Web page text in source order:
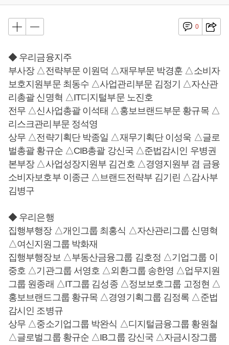
0
◆ 우리금융지주
부사장 △전략부문 이원덕 △재무부문 박경훈 △소비자
보호지원부문 최동수 △사업관리부문 김정기 △자산관
리총괄 신명혁 △IT디지털부문 노진호
전무 △신사업총괄 이석태 △홍보브랜드부문 황규목 △
리스크관리부문 정석영
상무 △전략기획단 박종일 △재무기획단 이성욱 △글로
벌총괄 황규순 △CIB총괄 강신국 △준법감시인 우병권
본부장 △사업성장지원부 김건호 △경영지원부 겸 금융
소비자보호부 이종근 △브랜드전략부 김기린 △감사부
김병구
◆ 우리은행
집행부행장 △개인그룹 최홍식 △자산관리그룹 신명혁
△여신지원그룹 박화재
집행부행장보 △부동산금융그룹 김호정 △기업그룹 이
중호 △기관그룹 서영호 △외환그룹 송한영 △업무지원
그룹 원종래 △IT그룹 김성종 △정보보호그룹 고정현 △
홍보브랜드그룹 황규목 △경영기획그룹 김정록 △준법
감시인 조병규
상무 △중소기업그룹 박완식 △디지털금융그룹 황원철
△글로벌그룹 황규순 △IB그룹 강신국 △자금시장그룹